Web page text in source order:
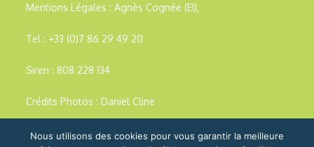
Mentions Légales : Agnès Cognée (EI),
Tel : +33 (0)7 86 29 49 20
Siren : 808 228 134
Crédits Photos : Daniel Cline
Nous utilisons des cookies pour vous garantir la meilleure